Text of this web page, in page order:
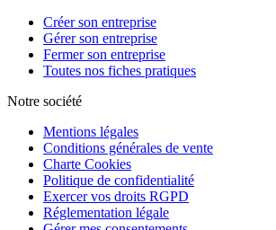
Créer son entreprise
Gérer son entreprise
Fermer son entreprise
Toutes nos fiches pratiques
Notre société
Mentions légales
Conditions générales de vente
Charte Cookies
Politique de confidentialité
Exercer vos droits RGPD
Réglementation légale